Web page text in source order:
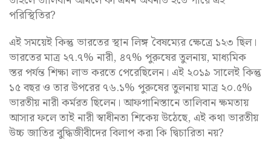
পরিস্থিতির?
এই সময়েই কিন্তু ভারতের স্থান লিঙ্গ বৈষম্যের ক্ষেত্রে ১২৩ ছিল।
ভারতের মাত্র ২৭.৭% নারী, ৪৭% পুরুষের তুলনায়, মাধ্যমিক
স্তর পর্যন্ত শিক্ষা লাভ করতে পেরেছিলেন। এই ২০১৯ সালেই কিন্তু
১৫ বছর ও তার উপরের ৭৬.১% পুরুষের তুলনায় মাত্র ২০.৫%
ভারতীয় নারী কর্মরত ছিলেন। আফগানিস্তানে তালিবান ক্ষমতায়
আসার ফলে তাই নারী স্বাধীনতা শিকেয় উঠেছে, এই কথা ভারতীয়
উচ্চ জাতির বুদ্ধিজীবীদের বিলাপ করা কি দ্বিচারিতা নয়?